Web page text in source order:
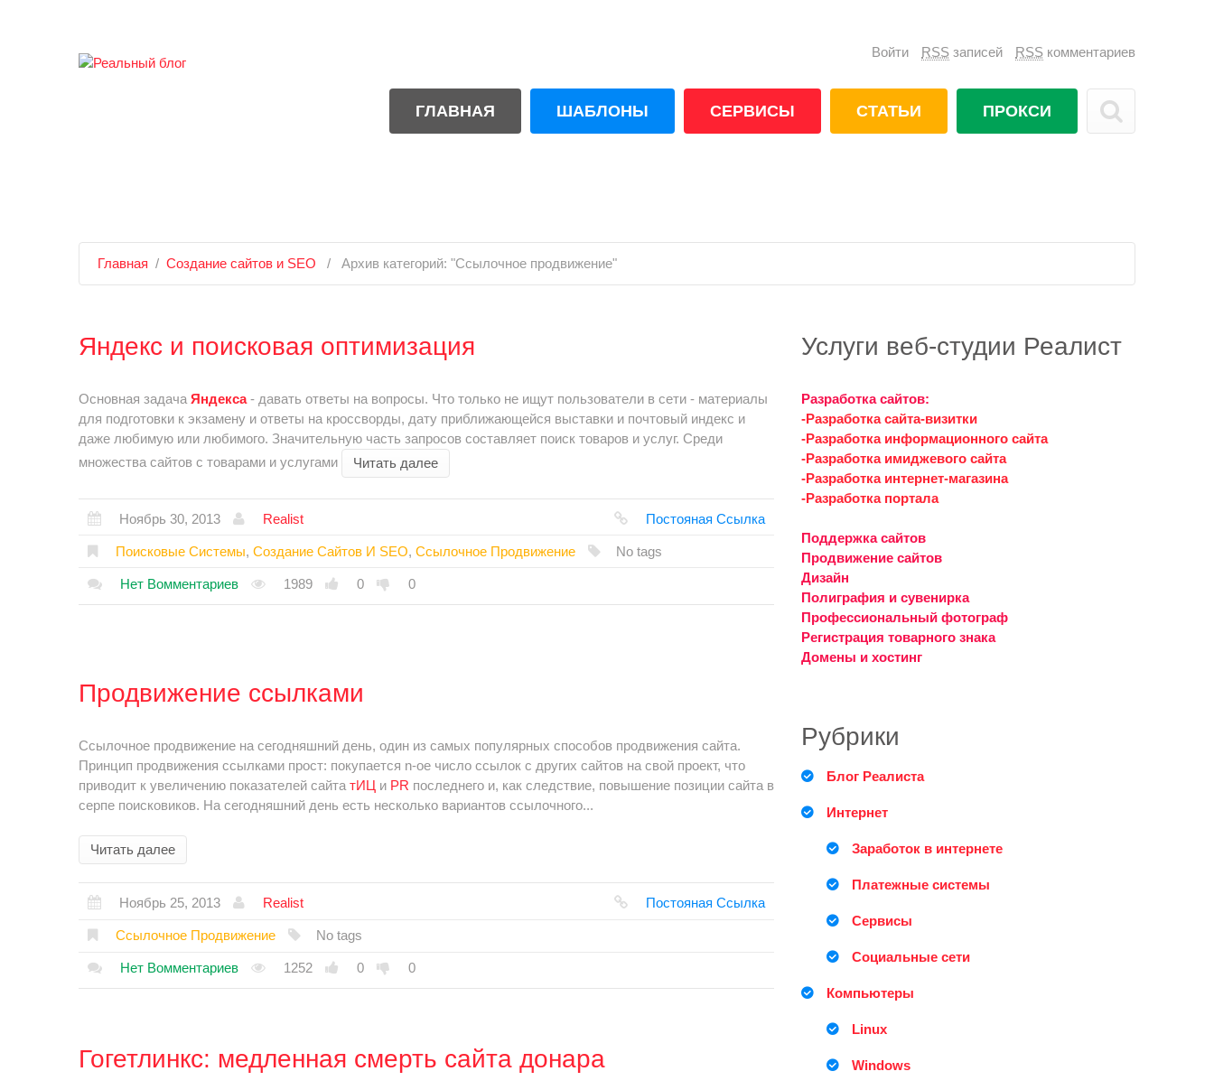
Войти RSS записей RSS комментариев
ГЛАВНАЯ ШАБЛОНЫ СЕРВИСЫ СТАТЬИ ПРОКСИ
Главная / Создание сайтов и SEO / Архив категорий: "Ссылочное продвижение"
Яндекс и поисковая оптимизация
Основная задача Яндекса- давать ответы на вопросы. Что только не ищут пользователи в сети - материалы
для подготовки к экзамену и ответы на кроссворды, дату приближающейся выставки и почтовый индекс и
даже любимую или любимого. Значительную часть запросов составляет поиск товаров и услуг. Среди
множества сайтов с товарами и услугами
Читать далее
Ноябрь 30, 2013 Realist Постояная Ссылка
Поисковые Системы, Создание Сайтов И SEO, Ссылочное Продвижение No tags
Нет Вомментариев 1989 0 0
Продвижение ссылками
Ссылочное продвижение на сегодняшний день, один из самых популярных способов продвижения сайта.
Принцип продвижения ссылками прост: покупается n-ое число ссылок с других сайтов на свой проект, что
приводит к увеличению показателей сайта тИЦ и PR последнего и, как следствие, повышение позиции сайта в
серпе поисковиков. На сегодняшний день есть несколько вариантов ссылочного...
Читать далее
Ноябрь 25, 2013 Realist Постояная Ссылка
Ссылочное Продвижение No tags
Нет Вомментариев 1252 0 0
Гогетлинкс: медленная смерть сайта донара
Услуги веб-студии Реалист
Разработка сайтов:
-Разработка сайта-визитки
-Разработка информационного сайта
-Разработка имиджевого сайта
-Разработка интернет-магазина
-Разработка портала
Поддержка сайтов
Продвижение сайтов
Дизайн
Полиграфия и сувенирка
Профессиональный фотограф
Регистрация товарного знака
Домены и хостинг
Рубрики
Блог Реалиста
Интернет
Заработок в интернете
Платежные системы
Сервисы
Социальные сети
Компьютеры
Linux
Windows